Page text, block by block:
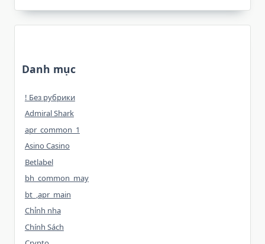
Danh mục
! Без рубрики
Admiral Shark
apr_common_1
Asino Casino
Betlabel
bh_common_may
bt_,apr_main
Chỉnh nha
Chính Sách